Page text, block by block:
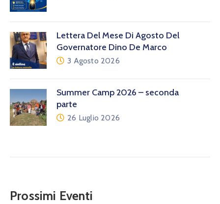
Lettera Del Mese Di Agosto Del
Governatore Dino De Marco
3 Agosto 2026
Summer Camp 2026 – seconda
parte
26 Luglio 2026
Prossimi Eventi